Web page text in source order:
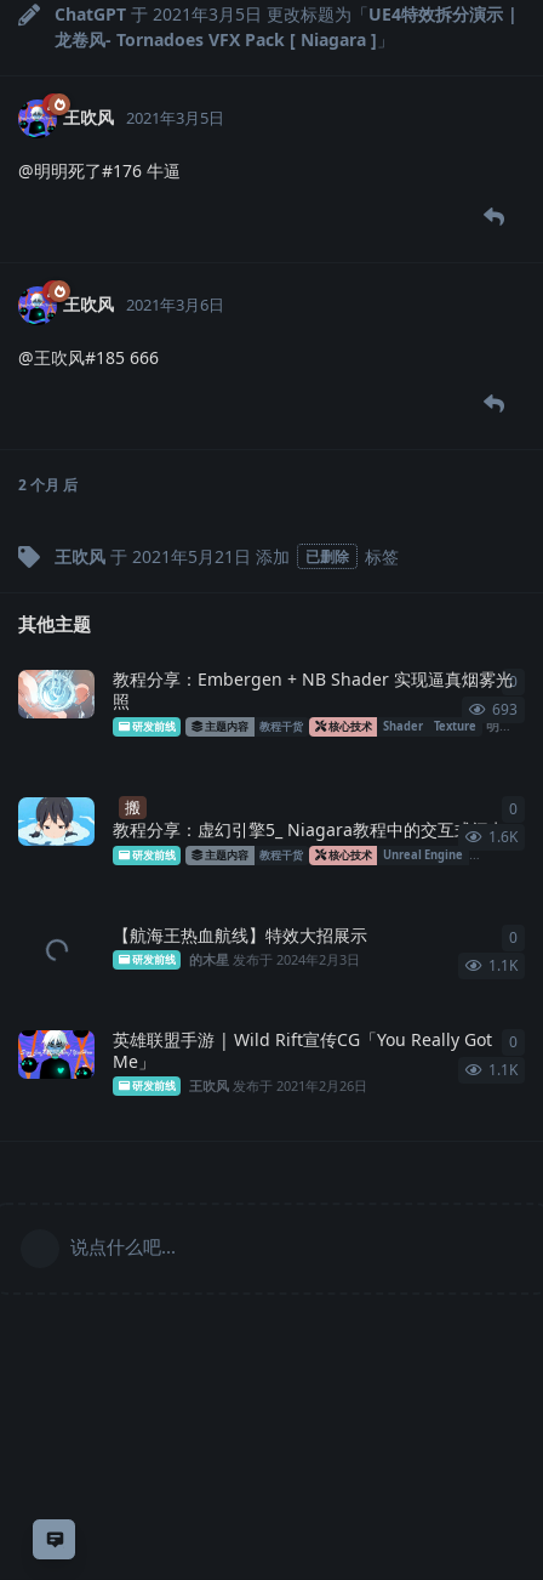
意见反馈
ChatGPT 于 2021年3月5日 更改标题为「UE4特效拆分演示 |
龙卷风- Tornadoes VFX Pack [ Niagara ] 」
王吹风 2021年3月5日
@明明死了#176 牛逼
王吹风 2021年3月6日
@王吹风#185 666
2 个月 后
王吹风 于 2021年5月21日 添加 已删除 标签
其他主题
教程分享：Embergen + NB Shader 实现逼真烟雾光
照
研发前线 主题内容 教程干货 核心技术 Shader Texture 明明
693
0
搬
教程分享：虚幻引擎5_ Niagara教程中的交互式闪电
研发前线 主题内容 教程干货 核心技术 Unreal Engine Niagara
1.6K
0
【航海王热血航线】特效大招展示
研发前线 的木星 发布于 2024年2月3日 1.1K
0
英雄联盟手游 | Wild Rift宣传CG「You Really Got
Me」
研发前线 王吹风 发布于 2021年2月26日
1.1K
0
说点什么吧...